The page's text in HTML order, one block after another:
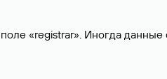
«registrar». Иногда данные